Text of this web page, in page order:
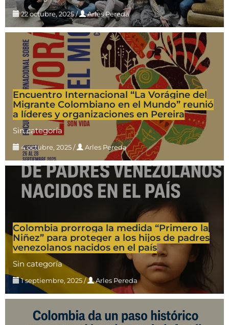
22 octubre, 2025/ Arles Pereda
Encuentro Internacional “La Vorágine del
Migrante Colombiano en el Mundo” reunió
a líderes y organizaciones en Pereira
Sin categoría
4 octubre, 2025/ Arles Pereda
Colombia prorroga la medida “Primero la
Niñez” para proteger a los hijos de padres
venezolanos nacidos en el país
Sin categoría
1 septiembre, 2025/ Arles Pereda